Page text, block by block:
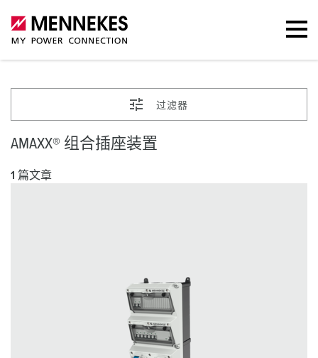
过滤器
AMAXX® 组合插座装置
1 篇文章